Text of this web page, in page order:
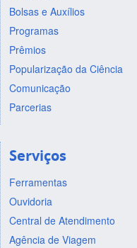
Bolsas e Auxílios
Programas
Prêmios
Popularização da Ciência
Comunicação
Parcerias
Serviços
Ferramentas
Ouvidoria
Central de Atendimento
Agência de Viagem